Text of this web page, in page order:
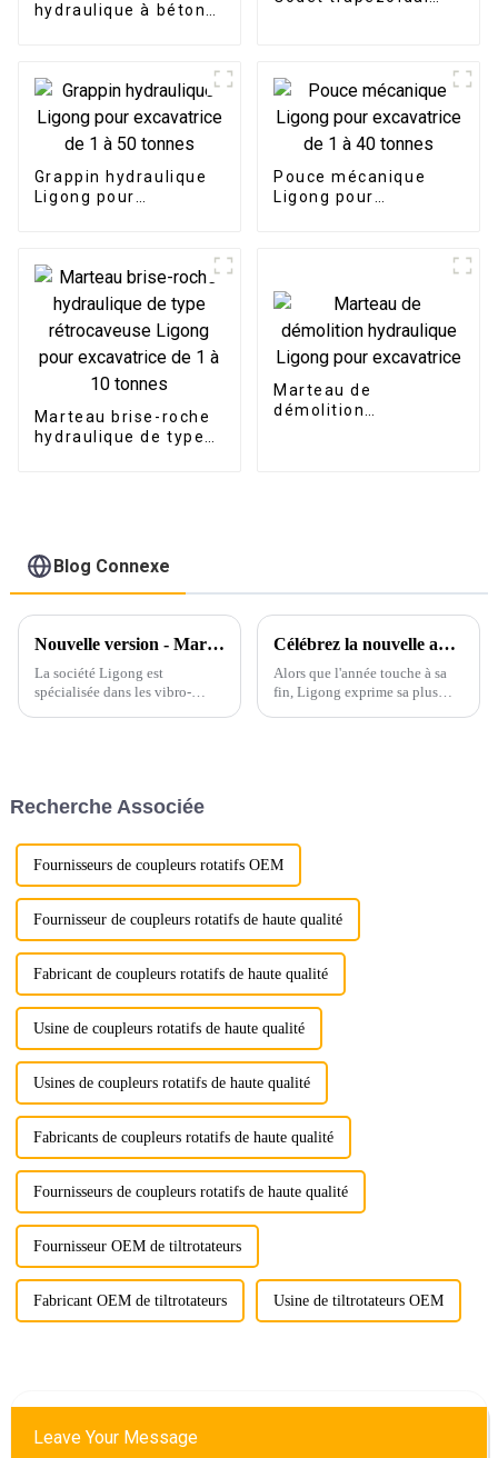
hydraulique à béton
Grappin hydraulique
Ligong pour
Pouce mécanique
Ligong pour
Marteau brise-roche
hydraulique de type
Marteau de
démolition
Blog Connexe
Nouvelle version - Marteau vibrant hydraulique et marteau vibrant à poignée latérale Ligong
La société Ligong est
spécialisée dans les vibro-
Célébrez la nouvelle année avec gratitude et enthousiasme
Alors que l'année touche à sa
fin, Ligong exprime sa plus
Recherche Associée
Fournisseurs de coupleurs rotatifs OEM
Fournisseur de coupleurs rotatifs de haute qualité
Fabricant de coupleurs rotatifs de haute qualité
Usine de coupleurs rotatifs de haute qualité
Usines de coupleurs rotatifs de haute qualité
Fabricants de coupleurs rotatifs de haute qualité
Fournisseurs de coupleurs rotatifs de haute qualité
Fournisseur OEM de tiltrotateurs
Fabricant OEM de tiltrotateurs Usine de tiltrotateurs OEM
Leave Your Message